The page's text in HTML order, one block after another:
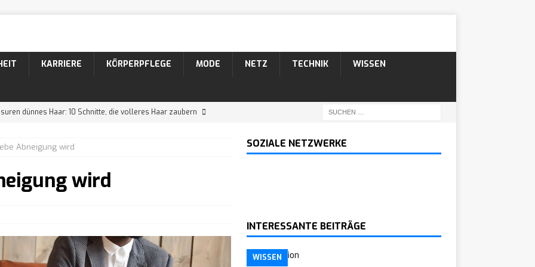
KARRIERE KÖRPERPFLEGE MODE NETZ TECHNIK WISSEN
dünnes Haar: 10 Schnitte, die volleres Haar zaubern
Männer: 10 coole Varianten für lockiges Haar
Bartformen mit Namen und Bildern
Abneigung wird
wird
SOZIALE NETZWERKE
INTERESSANTE BEITRÄGE
WISSEN